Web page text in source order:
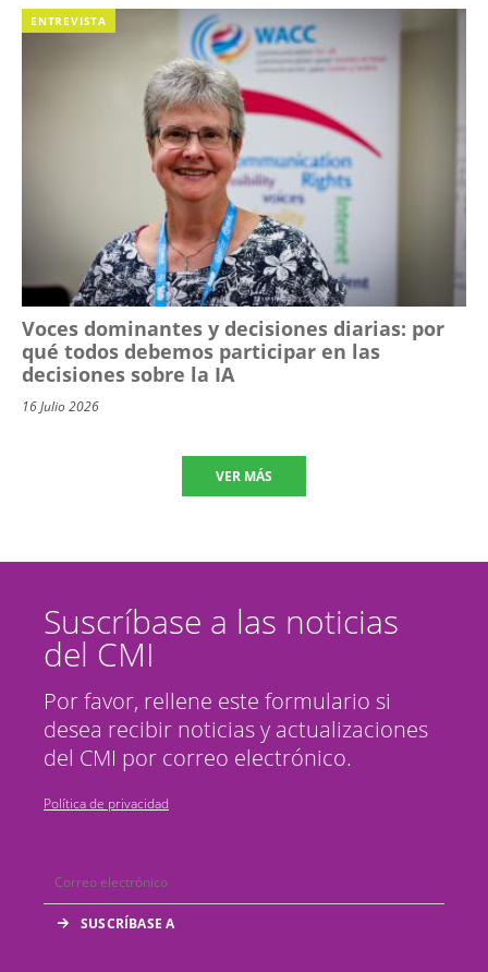
ENTREVISTA
Voces dominantes y decisiones diarias: por
qué todos debemos participar en las
decisiones sobre la IA
16 Julio 2026
VER MÁS
Suscríbase a las noticias
del CMI
Por favor, rellene este formulario si
desea recibir noticias y actualizaciones
del CMI por correo electrónico.
Política de privacidad